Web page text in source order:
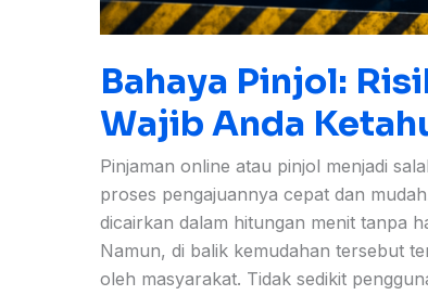
Bahaya Pinjol:
Wajib Anda
Pinjaman online atau pinjol menjadi
proses pengajuannya cepat dan
dicairkan dalam hitungan menit tanpa
Namun, di balik kemudahan tersebut
oleh masyarakat. Tidak sedikit